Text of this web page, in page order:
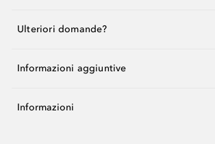
Ulteriori domande?
Informazioni aggiuntive
Informazioni